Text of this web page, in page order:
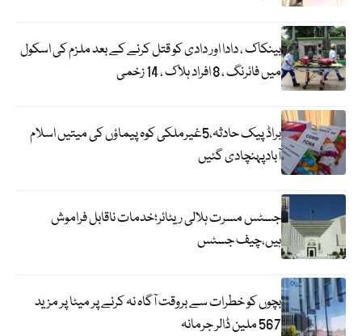
بینکاک ، دادا اور دادی کو قتل کرنے کے بعد ملزم کی اسکول
میں فائرنگ ، 8 افراد ہلاک ، 14 زخمی
براڈ پیک حادثہ،5غیرملکی کوہ پیماؤں کی میتیں اسلام
آبادپہنچادی گئیں
جسٹس مسرت ہلالی ریٹائر؛خدمات ناقابل فراموش
ہیں،چیف جسٹس
بچوں کو خطرات سے بروقت آگاہ نہ کرنے پر میٹا پر مزید
567 ملین ڈالر جرمانہ